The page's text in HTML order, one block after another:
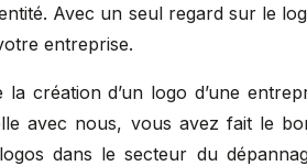
Avec un seul regard sur le
entreprise.
création d’un logo d’une
avec nous, vous avez fait le
dans le secteur du